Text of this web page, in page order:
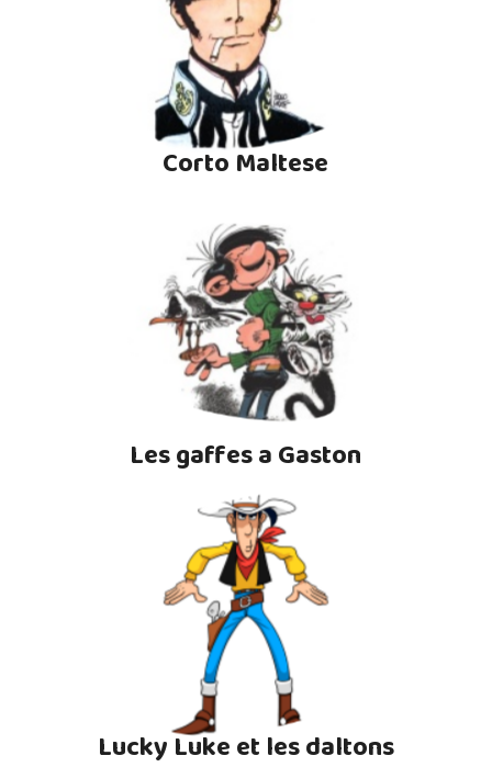
Corto Maltese
Les gaffes a Gaston
Lucky Luke et les daltons